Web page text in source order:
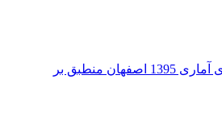
ژئودیتابیس بلوک های آماری 1395 اصفهان منطبق بر